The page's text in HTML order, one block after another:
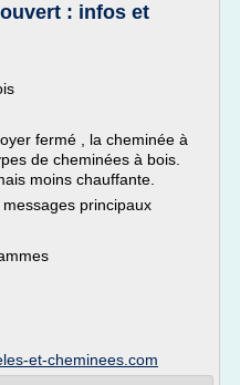
: infos et
fermé , la cheminée à
de cheminées à bois.
moins chauffante.
principaux
et-cheminees.com